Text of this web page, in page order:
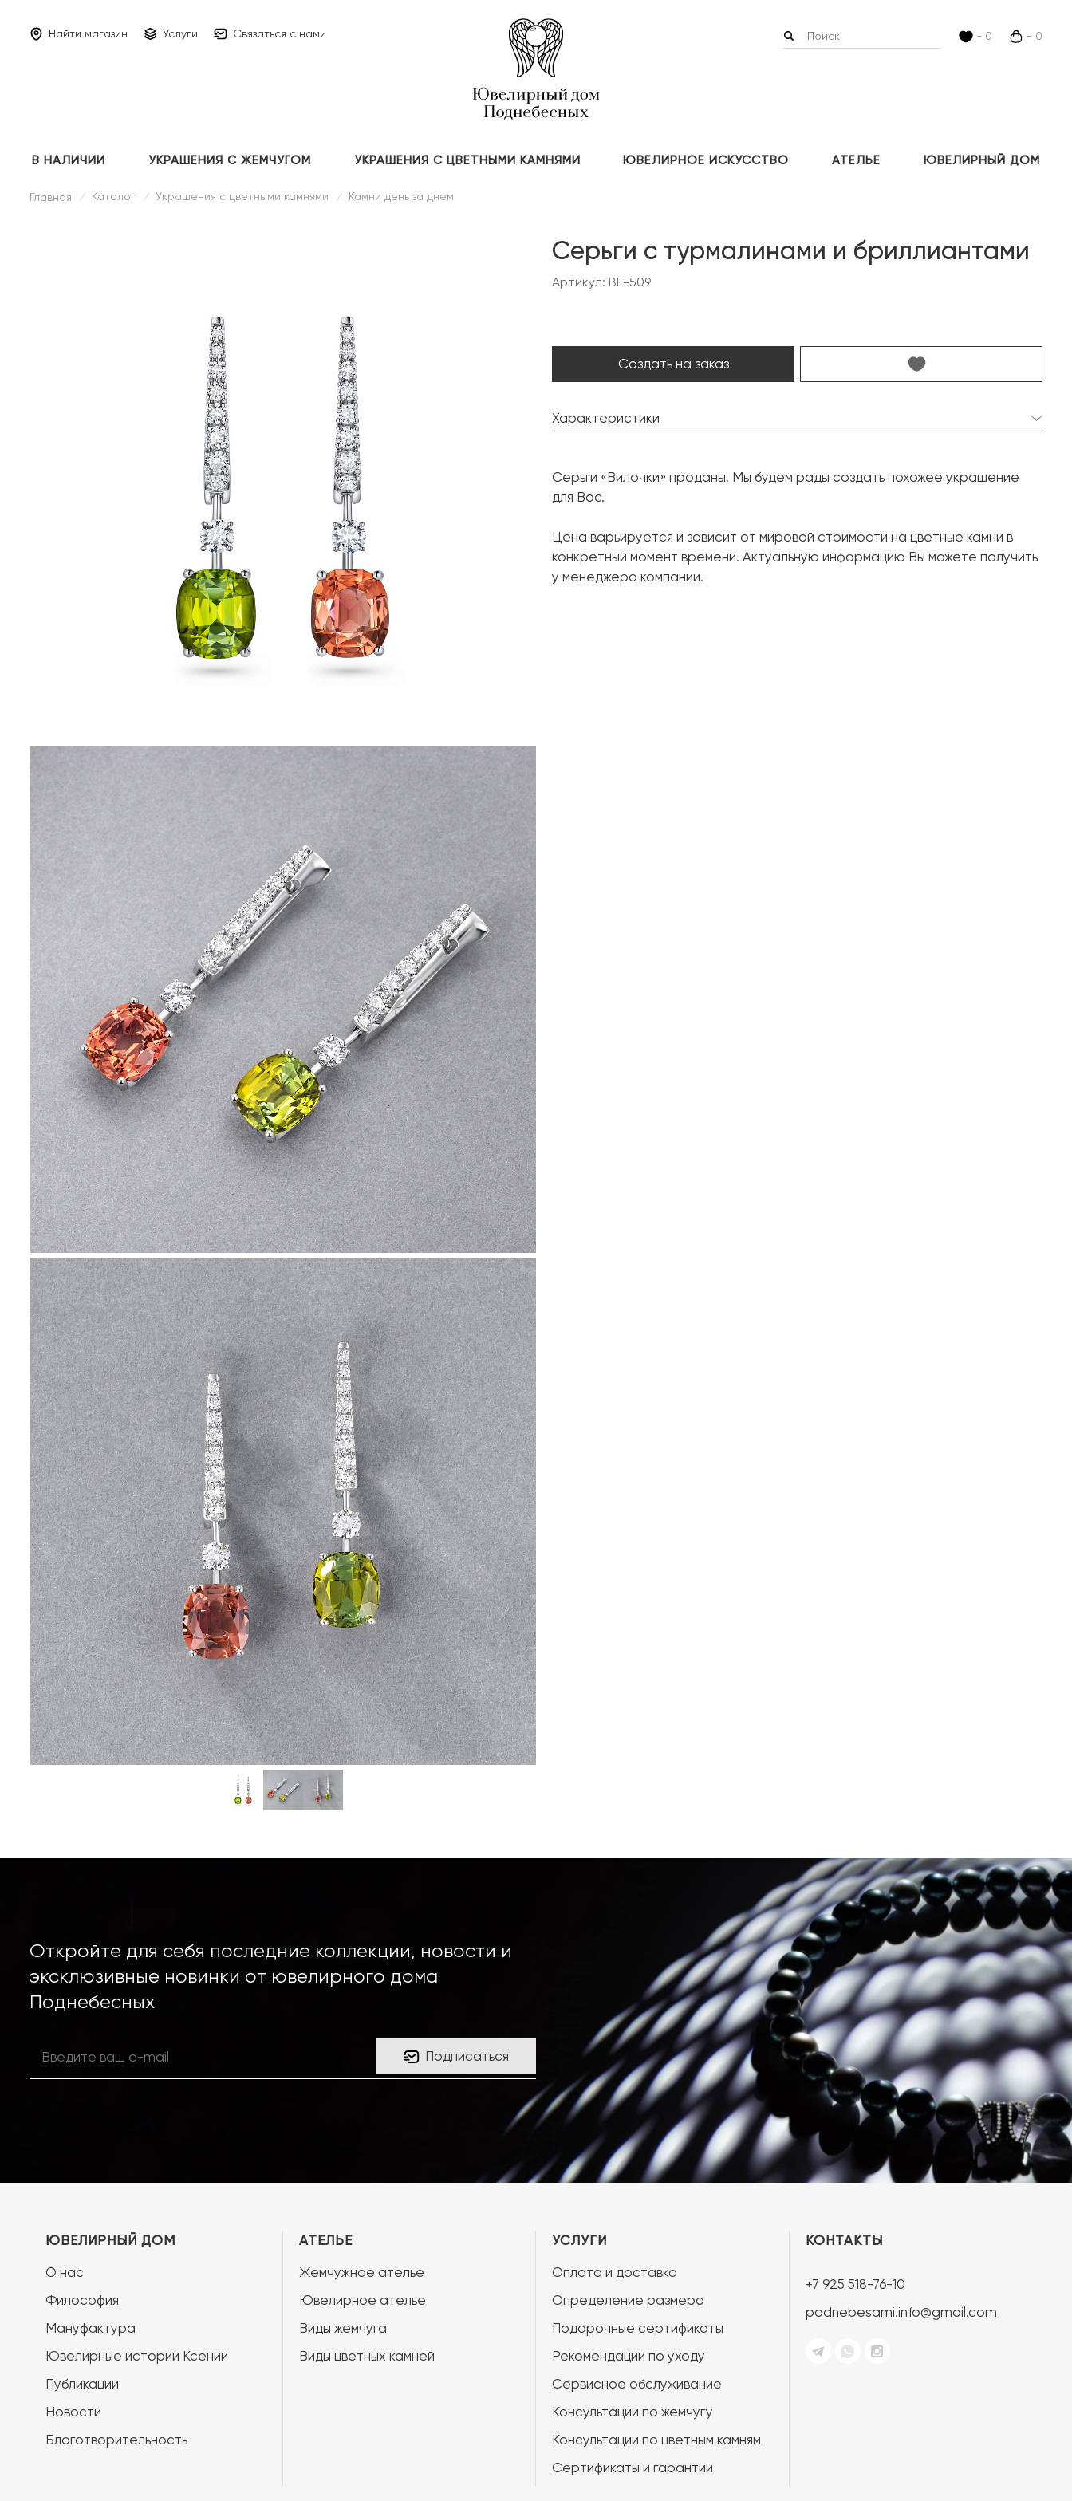
Найти магазин Услуги Связаться с нами - 0 - 0
В НАЛИЧИИ УКРАШЕНИЯ С ЖЕМЧУГОМ УКРАШЕНИЯ С ЦВЕТНЫМИ КАМНЯМИ ЮВЕЛИРНОЕ ИСКУССТВО АТЕЛЬЕ ЮВЕЛИРНЫЙ ДОМ
Главная / Каталог / Украшения с цветными камнями / Камни день за днем
Серьги с турмалинами и бриллиантами
Артикул: BE-509
Создать на заказ
Характеристики
Форма огранки:
Овал
Форма огранки:
Металл:
Серьги «Вилочки» проданы. Мы будем рады создать похожее украшение
для Вас.
Цена варьируется и зависит от мировой стоимости на цветные камни в
конкретный момент времени. Актуальную информацию Вы можете получить
у менеджера компании.
Откройте для себя последние коллекции, новости и
эксклюзивные новинки от ювелирного дома
Поднебесных
Подписаться
ЮВЕЛИРНЫЙ ДОМ
О нас
Философия
Мануфактура
Ювелирные истории Ксении
Публикации
Новости
Благотворительность
АТЕЛЬЕ
Жемчужное ателье
Ювелирное ателье
Виды жемчуга
Виды цветных камней
УСЛУГИ
Оплата и доставка
Определение размера
Подарочные сертификаты
Рекомендации по уходу
Сервисное обслуживание
Консультации по жемчугу
Консультации по цветным камням
Сертификаты и гарантии
КОНТАКТЫ
+7 925 518-76-10
podnebesami.info@gmail.com